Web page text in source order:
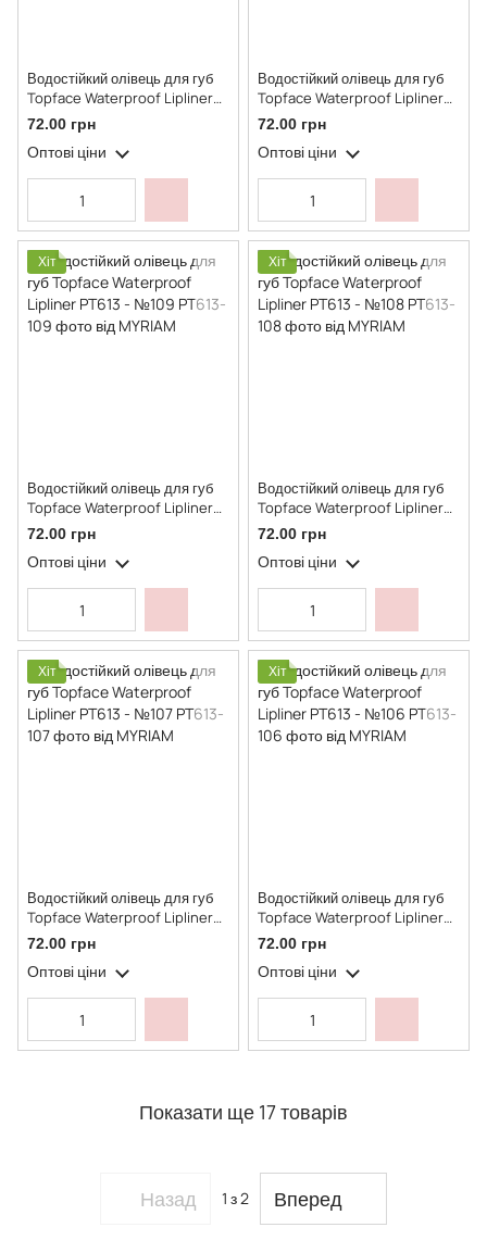
Водостійкий олівець для губ
Topface Waterproof Lipliner
PT613 - №111
72.00 грн
Оптові ціни
Водостійкий олівець для губ
Topface Waterproof Lipliner
PT613 - №110
72.00 грн
Оптові ціни
Хіт
Водостійкий олівець для губ
Topface Waterproof Lipliner
PT613 - №109
72.00 грн
Оптові ціни
Хіт
Водостійкий олівець для губ
Topface Waterproof Lipliner
PT613 - №108
72.00 грн
Оптові ціни
Хіт
Водостійкий олівець для губ
Topface Waterproof Lipliner
PT613 - №107
72.00 грн
Оптові ціни
Хіт
Водостійкий олівець для губ
Topface Waterproof Lipliner
PT613 - №106
72.00 грн
Оптові ціни
Показати ще 17 товарів
Назад 1 з 2 Вперед